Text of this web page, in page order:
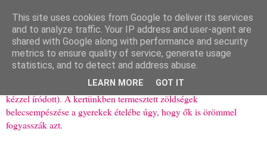
Ízőrző
Kisgyerekes család kipróbált, többnyire egészséges ételeket
bemutató receptjei a mindennapokra (mert a papírfecniket folyton
elhagyom) és gyerekeimnek ajándékba (mint régen, csak ez nem
kézzel íródott). A kertünkben termesztett zöldségek
belecsempészése a gyerekek ételébe úgy, hogy ők is örömmel
fogyasszák azt.
This site uses cookies from Google to deliver its services
and to analyze traffic. Your IP address and user-agent are
shared with Google along with performance and security
metrics to ensure quality of service, generate usage
statistics, and to detect and address abuse.
LEARN MORE GOT IT